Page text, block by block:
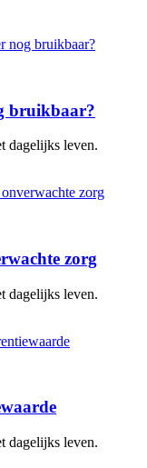
bruikbaar?
dagelijks leven.
zorg
dagelijks leven.
dagelijks leven.